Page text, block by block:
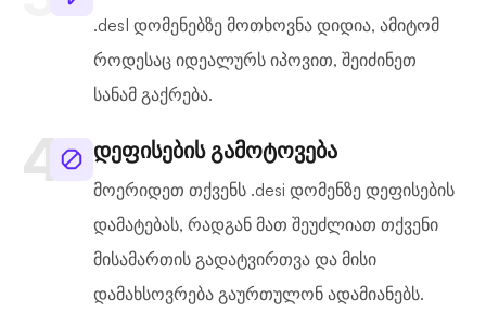
.desI დომენებზე მოთხოვნა დიდია, ამიტომ
როდესაც იდეალურს იპოვით, შეიძინეთ
სანამ გაქრება.
დეფისების გამოტოვება
მოერიდეთ თქვენს .desi დომენზე დეფისების
დამატებას, რადგან მათ შეუძლიათ თქვენი
მისამართის გადატვირთვა და მისი
დამახსოვრება გაურთულონ ადამიანებს.